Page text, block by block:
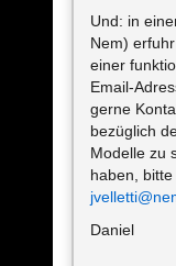
Und: in
Nem)
einer
Email-
gerne
bezüglich
Modelle zu
haben,
Daniel